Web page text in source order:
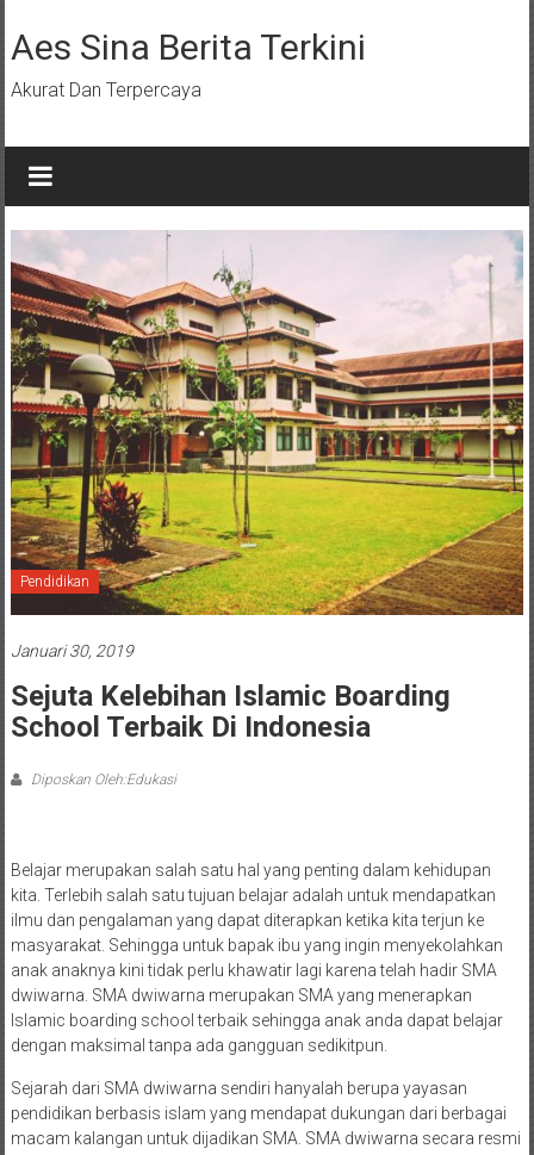
ke
konten
Aes Sina Berita Terkini
Akurat Dan Terpercaya
Pendidikan
Januari 30, 2019
Sejuta Kelebihan Islamic Boarding
School Terbaik Di Indonesia
Diposkan Oleh:Edukasi
Belajar merupakan salah satu hal yang penting dalam kehidupan
kita. Terlebih salah satu tujuan belajar adalah untuk mendapatkan
ilmu dan pengalaman yang dapat diterapkan ketika kita terjun ke
masyarakat. Sehingga untuk bapak ibu yang ingin menyekolahkan
anak anaknya kini tidak perlu khawatir lagi karena telah hadir SMA
dwiwarna. SMA dwiwarna merupakan SMA yang menerapkan
Islamic boarding school terbaik sehingga anak anda dapat belajar
dengan maksimal tanpa ada gangguan sedikitpun.
Sejarah dari SMA dwiwarna sendiri hanyalah berupa yayasan
pendidikan berbasis islam yang mendapat dukungan dari berbagai
macam kalangan untuk dijadikan SMA. SMA dwiwarna secara resmi